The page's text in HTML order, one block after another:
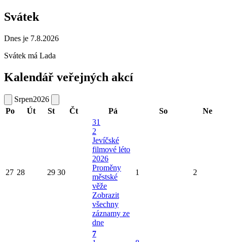
Svátek
Dnes je 7.8.2026
Svátek má Lada
Kalendář veřejných akcí
Srpen2026
Po
Út St Čt Pá So Ne
27 28 29 30
31
2
Jevíčské
filmové léto
2026
Proměny
městské
věže
Zobrazit
všechny
záznamy ze
dne
1 2
7